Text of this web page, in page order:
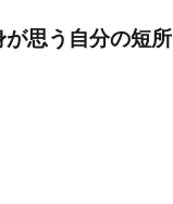
思う自分の短所